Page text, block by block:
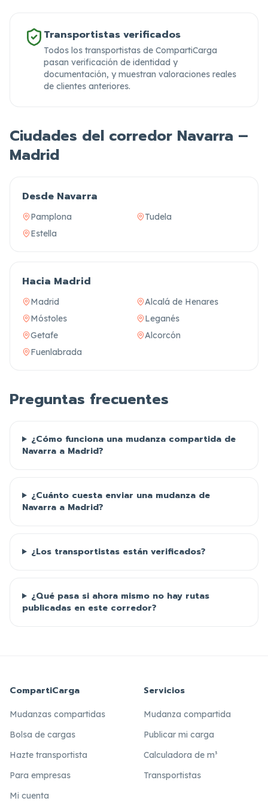
Transportistas verificados
Todos los transportistas de CompartiCarga
pasan verificación de identidad y
documentación, y muestran valoraciones reales
de clientes anteriores.
Ciudades del corredor Navarra –
Madrid
Desde Navarra
Pamplona
Tudela
Estella
Hacia Madrid
Madrid
Alcalá de Henares
Móstoles
Leganés
Getafe
Alcorcón
Fuenlabrada
Preguntas frecuentes
¿Cómo funciona una mudanza compartida de
Navarra a Madrid?
¿Cuánto cuesta enviar una mudanza de
Navarra a Madrid?
¿Los transportistas están verificados?
¿Qué pasa si ahora mismo no hay rutas
publicadas en este corredor?
CompartiCarga
Mudanzas compartidas
Bolsa de cargas
Hazte transportista
Para empresas
Mi cuenta
Servicios
Mudanza compartida
Publicar mi carga
Calculadora de m³
Transportistas